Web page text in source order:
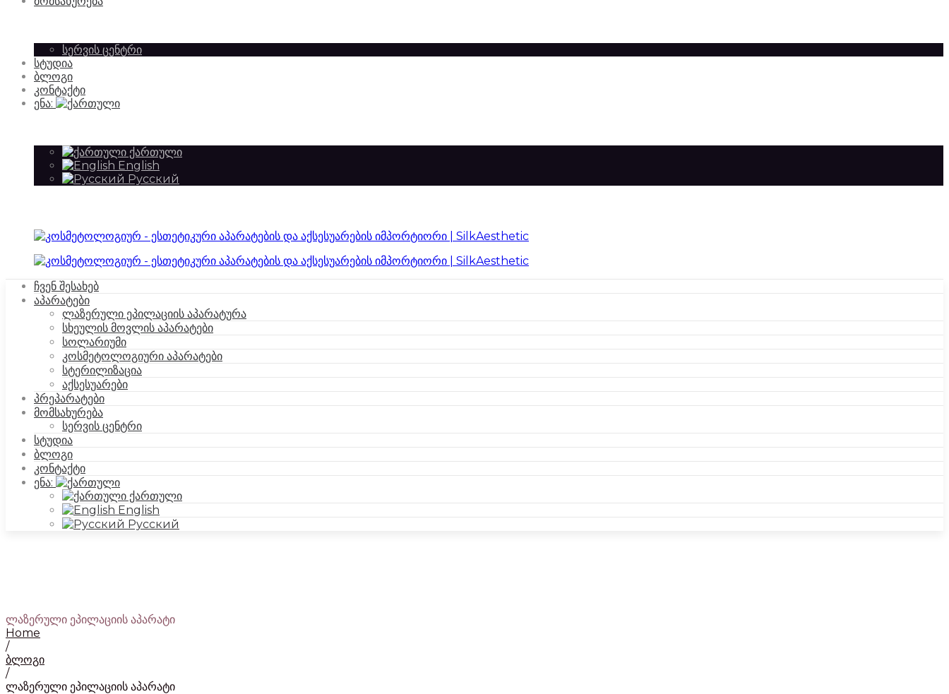
აქსესუარების
SilkAesthetic
და
|
SilkAesthetic
სერვის ცენტრი
სტუდია
ბლოგი
კონტაქტი
ენა:
ქართული
English
Русский
ჩვენ შესახებ
აპარატები
ლაზერული ეპილაციის აპარატურა
სხეულის მოვლის აპარატები
სოლარიუმი
კოსმეტოლოგიური აპარატები
სტერილიზაცია
აქსესუარები
პრეპარატები
მომსახურება
სერვის ცენტრი
სტუდია
ბლოგი
კონტაქტი
ენა:
ქართული
English
Русский
ლაზერული ეპილაციის აპარატი
Home
/
ბლოგი
/
ლაზერული ეპილაციის აპარატი